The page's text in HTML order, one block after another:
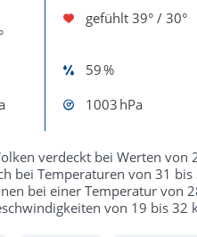
gefühlt 39° / 30°
59 %
1003 hPa
verdeckt bei Werten von
bei Temperaturen von 31 bis
bei einer Temperatur von
von 19 bis 32